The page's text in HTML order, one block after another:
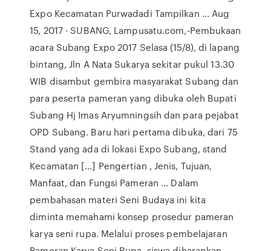
Expo Kecamatan Purwadadi Tampilkan ... Aug
15, 2017 · SUBANG, Lampusatu.com,-Pembukaan
acara Subang Expo 2017 Selasa (15/8), di lapang
bintang, Jln A Nata Sukarya sekitar pukul 13.30
WIB disambut gembira masyarakat Subang dan
para peserta pameran yang dibuka oleh Bupati
Subang Hj Imas Aryumningsih dan para pejabat
OPD Subang. Baru hari pertama dibuka, dari 75
Stand yang ada di lokasi Expo Subang, stand
Kecamatan […] Pengertian , Jenis, Tujuan,
Manfaat, dan Fungsi Pameran ... Dalam
pembahasan materi Seni Budaya ini kita
diminta memahami konsep prosedur pameran
karya seni rupa. Melalui proses pembelajaran